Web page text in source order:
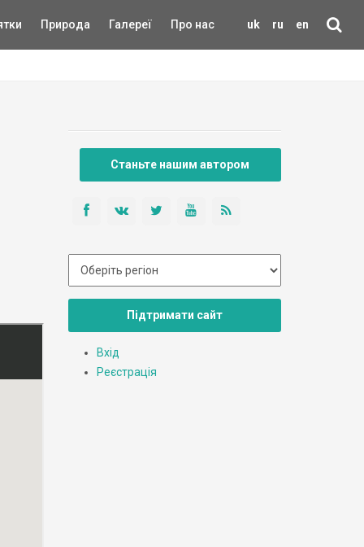
uk ru en
Природа Галереї Про нас
Станьте нашим автором
Підтримати сайт
Вхід
Реєстрація